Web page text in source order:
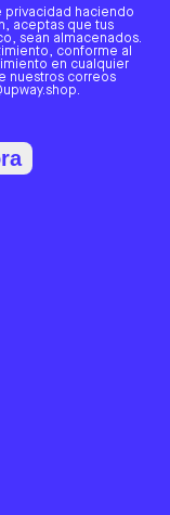
privacidad haciendo
aceptas que tus
sean almacenados.
conforme al
en cualquier
nuestros correos